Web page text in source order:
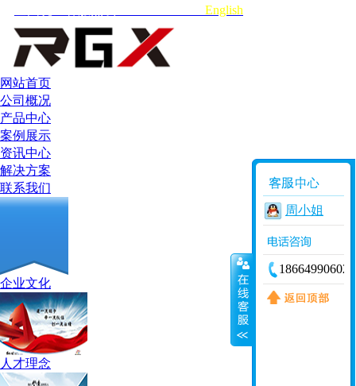
English
网站首页
公司概况
产品中心
案例展示
资讯中心
解决方案
联系我们
企业文化
人才理念
周小姐
18664990602